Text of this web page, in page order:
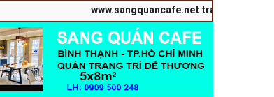
www.sangquancafe.net trang chuyên